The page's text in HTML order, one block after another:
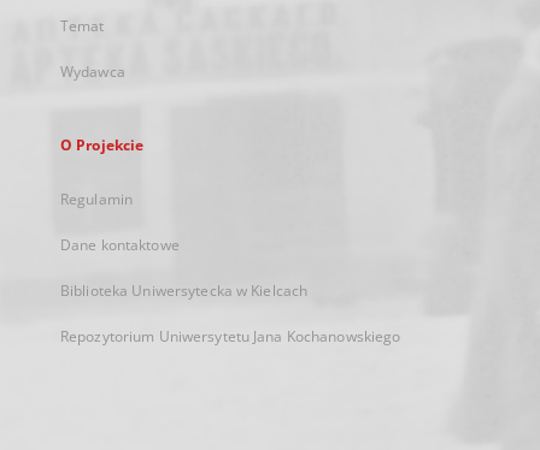
Temat
Wydawca
O Projekcie
Regulamin
Dane kontaktowe
Biblioteka Uniwersytecka w Kielcach
Repozytorium Uniwersytetu Jana Kochanowskiego